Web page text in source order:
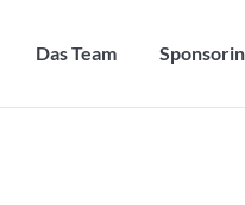
Das Team
Das Team